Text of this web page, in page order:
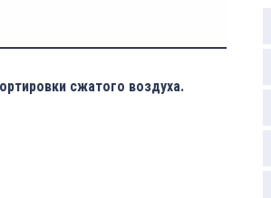
сжатого воздуха.